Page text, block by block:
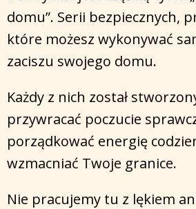
domu”. Serii bezpiecznych,
które możesz wykonywać
zaciszu swojego domu.
Każdy z nich został
przywracać poczucie
porządkować energię
wzmacniać Twoje granice.
Nie pracujemy tu z lękiem